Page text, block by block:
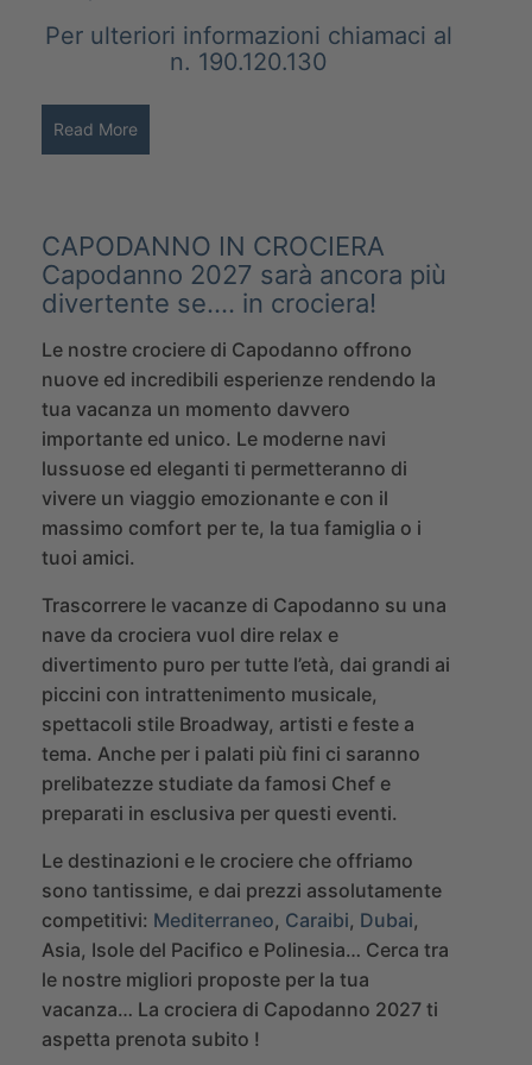
Per ulteriori informazioni chiamaci al
n. 190.120.130
Read More
CAPODANNO IN CROCIERA
Capodanno 2027 sarà ancora più
divertente se…. in crociera!
Le nostre crociere di Capodanno offrono
nuove ed incredibili esperienze rendendo la
tua vacanza un momento davvero
importante ed unico. Le moderne navi
lussuose ed eleganti ti permetteranno di
vivere un viaggio emozionante e con il
massimo comfort per te, la tua famiglia o i
tuoi amici.
Trascorrere le vacanze di Capodanno su una
nave da crociera vuol dire relax e
divertimento puro per tutte l’età, dai grandi ai
piccini con intrattenimento musicale,
spettacoli stile Broadway, artisti e feste a
tema. Anche per i palati più fini ci saranno
prelibatezze studiate da famosi Chef e
preparati in esclusiva per questi eventi.
Le destinazioni e le crociere che offriamo
sono tantissime, e dai prezzi assolutamente
competitivi: Mediterraneo, Caraibi, Dubai,
Asia, Isole del Pacifico e Polinesia… Cerca tra
le nostre migliori proposte per la tua
vacanza… La crociera di Capodanno 2027 ti
aspetta prenota subito !